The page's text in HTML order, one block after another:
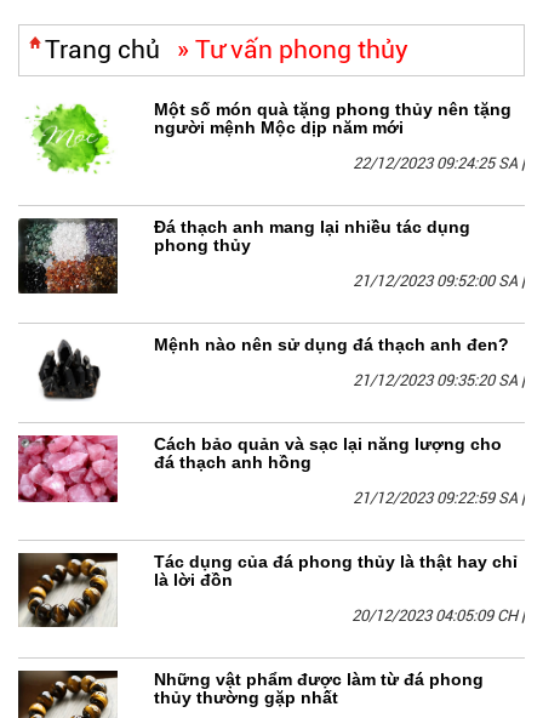
Trang chủ » Tư vấn phong thủy
Một số món quà tặng phong thủy nên tặng
người mệnh Mộc dịp năm mới
22/12/2023 09:24:25 SA |
Đá thạch anh mang lại nhiều tác dụng
phong thủy
21/12/2023 09:52:00 SA |
Mệnh nào nên sử dụng đá thạch anh đen?
21/12/2023 09:35:20 SA |
Cách bảo quản và sạc lại năng lượng cho
đá thạch anh hồng
21/12/2023 09:22:59 SA |
Tác dụng của đá phong thủy là thật hay chỉ
là lời đồn
20/12/2023 04:05:09 CH|
Những vật phẩm được làm từ đá phong
thủy thường gặp nhất